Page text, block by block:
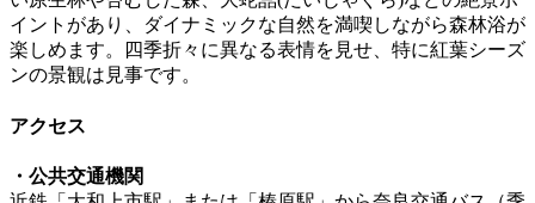
イントがあり、ダイナミックな自然を満喫しながら森林浴が
楽しめます。四季折々に異なる表情を見せ、特に紅葉シーズ
ンの景観は見事です。
アクセス
・公共交通機関